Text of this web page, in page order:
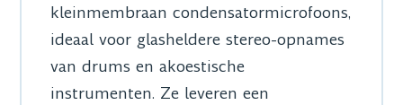
kleinmembraan condensatormicrofoons,
ideaal voor glasheldere stereo-opnames
van drums en akoestische
instrumenten. Ze leveren een